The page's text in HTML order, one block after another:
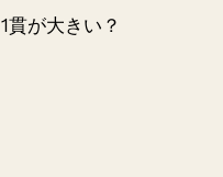
が大きい？